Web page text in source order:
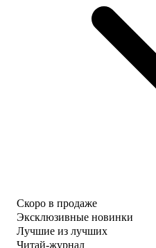
Скоро в продаже
Эксклюзивные новинки
Лучшие из лучших
Читай-журнал